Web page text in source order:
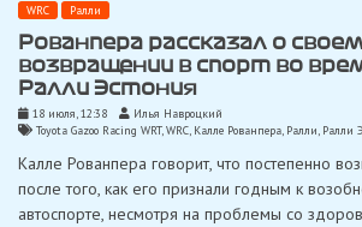
WRC Ралли
Рованпера рассказал о своем
возвращении в спорт во
Ралли Эстония
18 июля, 12:38
Илья Навроцкий
Toyota Gazoo Racing WRT,WRC, Калле Рованпера, Ралли, Ралли
Калле Рованпера говорит, что постепенно
после того, как его признали годным к
автоспорте, несмотря на проблемы со